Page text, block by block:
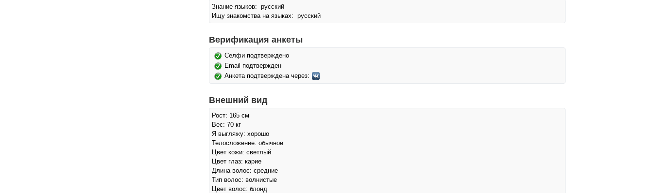
Знание языков: русский
Ищу знакомства на языках: русский
Верификация анкеты
Селфи подтверждено
Email подтвержден
Анкета подтверждена через:
Внешний вид
Рост: 165 см
Вес: 70 кг
Я выгляжу: хорошо
Телосложение: обычное
Цвет кожи: светлый
Цвет глаз: карие
Длина волос: средние
Тип волос: волнистые
Цвет волос: блонд